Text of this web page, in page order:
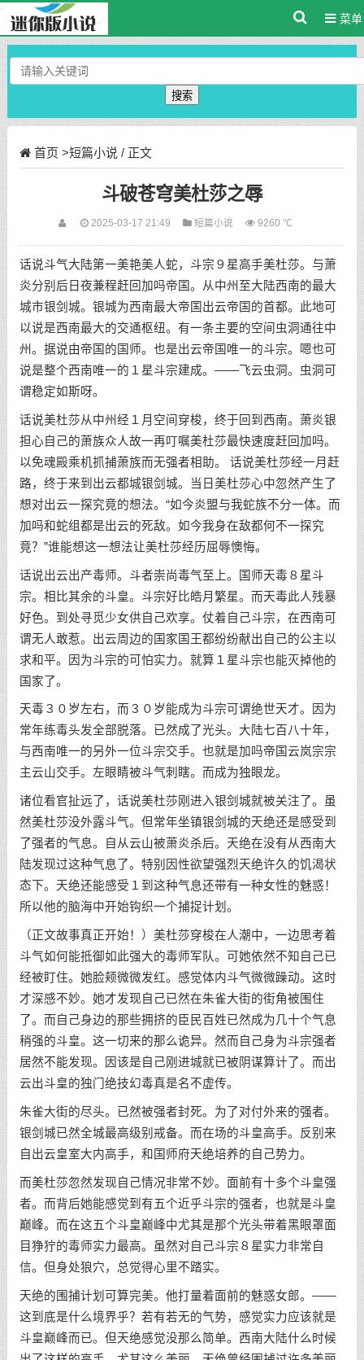
菜单
搜索
首页 >短篇小说 / 正文
斗破苍穹美杜莎之辱
2025-03-17 21:49 短篇小说 9260 ℃
话说斗气大陆第一美艳美人蛇，斗宗９星高手美杜莎。与萧
炎分别后日夜兼程赶回加吗帝国。从中州至大陆西南的最大
城市银剑城。银城为西南最大帝国出云帝国的首都。此地可
以说是西南最大的交通枢纽。有一条主要的空间虫洞通往中
州。据说由帝国的国师。也是出云帝国唯一的斗宗。嗯也可
说是整个西南唯一的１星斗宗建成。——飞云虫洞。虫洞可
谓稳定如斯呀。
话说美杜莎从中州经１月空间穿梭，终于回到西南。萧炎银
担心自己的萧族众人故一再叮嘱美杜莎最快速度赶回加吗。
以免魂殿乘机抓捕萧族而无强者相助。 话说美杜莎经一月赶
路，终于来到出云都城银剑城。当日美杜莎心中忽然产生了
想对出云一探究竟的想法。“如今炎盟与我蛇族不分一体。而
加吗和蛇组都是出云的死敌。如今我身在敌都何不一探究
竟？”谁能想这一想法让美杜莎经历屈辱懊悔。
话说出云出产毒师。斗者崇尚毒气至上。国师天毒８星斗
宗。相比其余的斗皇。斗宗好比皓月繁星。而天毒此人残暴
好色。到处寻觅少女供自己欢享。仗着自己斗宗，在西南可
谓无人敢惹。出云周边的国家国王都纷纷献出自己的公主以
求和平。因为斗宗的可怕实力。就算１星斗宗也能灭掉他的
国家了。
天毒３０岁左右，而３０岁能成为斗宗可谓绝世天才。因为
常年练毒头发全部脱落。已然成了光头。大陆七百八十年，
与西南唯一的另外一位斗宗交手。也就是加吗帝国云岚宗宗
主云山交手。左眼睛被斗气刺瞎。而成为独眼龙。
诸位看官扯远了，话说美杜莎刚进入银剑城就被关注了。虽
然美杜莎没外露斗气。但常年坐镇银剑城的天绝还是感受到
了强者的气息。自从云山被萧炎杀后。天绝在没有从西南大
陆发现过这种气息了。特别因性欲望强烈天绝许久的饥渴状
态下。天绝还能感受１到这种气息还带有一种女性的魅惑！
所以他的脑海中开始钩织一个捕捉计划。
（正文故事真正开始！）美杜莎穿梭在人潮中，一边思考着
斗气如何能抵御如此强大的毒师军队。可她依然不知自己已
经被盯住。她脸颊微微发红。感觉体内斗气微微躁动。这时
才深感不妙。她才发现自己已然在朱雀大街的街角被围住
了。而自己身边的那些拥挤的臣民百姓已然成为几十个气息
稍强的斗皇。这一切来的那么诡异。然而自己身为斗宗强者
居然不能发现。因该是自己刚进城就已被阴谋算计了。而出
云出斗皇的独门绝技幻毒真是名不虚传。
朱雀大街的尽头。已然被强者封死。为了对付外来的强者。
银剑城已然全城最高级别戒备。而在场的斗皇高手。反别来
自出云皇室大内高手，和国师府天绝培养的自己势力。
而美杜莎忽然发现自己情况非常不妙。面前有十多个斗皇强
者。而背后她能感觉到有五个近乎斗宗的强者，也就是斗皇
巅峰。而在这五个斗皇巅峰中尤其是那个光头带着黑眼罩面
目狰狞的毒师实力最高。虽然对自己斗宗８星实力非常自
信。但身处狼穴，总觉得心里不踏实。
天绝的围捕计划可算完美。他打量着面前的魅惑女郎。——
这到底是什么境界乎？若有若无的气势，感觉实力应该就是
斗皇巅峰而已。但天绝感觉没那么简单。西南大陆什么时候